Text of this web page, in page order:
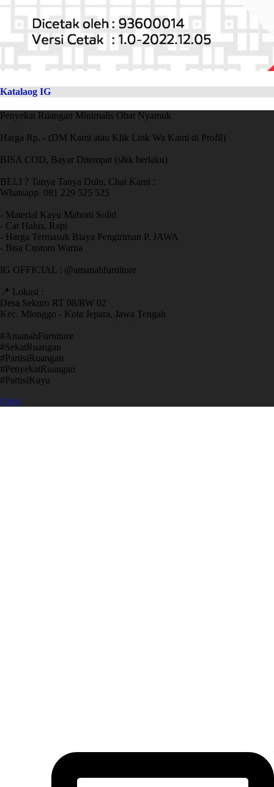
Katalaog IG
Penyekat Ruangan Minimalis Obat Nyamuk
Harga Rp. - (DM Kami atau Klik Link Wa Kami di Profil)
BISA COD, Bayar Ditempat (s&k berlaku)
BELI ? Tanya Tanya Dulu, Chat Kami :
Whatsapp. 081 229 525 525
- Material Kayu Mahoni Solid
- Cat Halus, Rapi
- Harga Termasuk Biaya Pengiriman P. JAWA
- Bisa Custom Warna
IG OFFICIAL : @amanahfurniture
📍 Lokasi :
Desa Sekuro RT 08/RW 02
Kec. Mlonggo - Kota Jepara, Jawa Tengah
​#AmanahFurniture
​#SekatRuangan
​#PartisiRuangan
​#PenyekatRuangan
​#PartisiKayu
Open